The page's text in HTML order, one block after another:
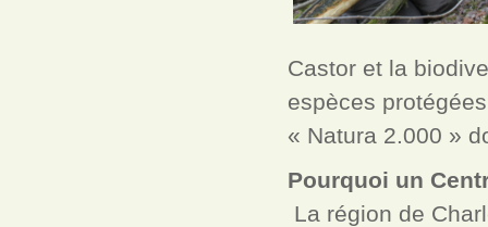
Castor et la
espèces
« Natura 2.000 »
Pourquoi un
La région de